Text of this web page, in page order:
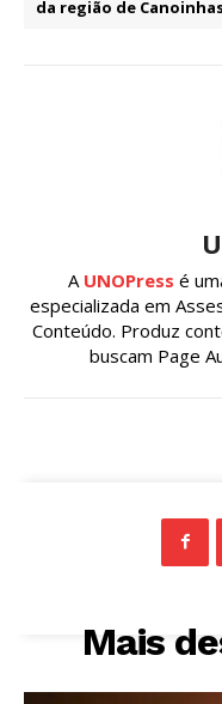
da região de
A UNOPress é
especializada em
Conteúdo. Produz
buscam Page
Mais